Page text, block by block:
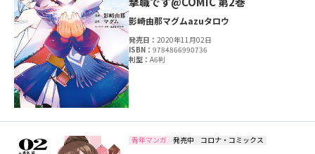
影崎由那マグムazuタロウ
発売日：2020年11月02日
ISBN：9784866990736
判型：A6判
青年マンガ 発売中 コロナ・コミックス